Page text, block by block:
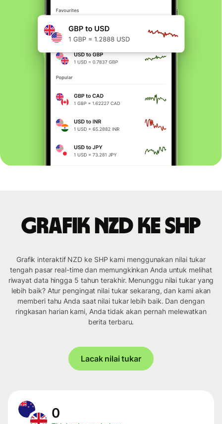
Grafik NZD ke SHP
Grafik interaktif NZD ke SHP kami menggunakan nilai tukar
tengah pasar real-time dan memungkinkan Anda untuk melihat
riwayat data hingga 5 tahun terakhir. Menunggu nilai tukar yang
lebih baik? Atur pengingat nilai tukar sekarang, dan kami akan
memberi tahu Anda saat nilai tukar lebih baik. Dan dengan
ringkasan harian kami, Anda tidak akan pernah melewatkan
berita terbaru.
Lacak nilai tukar
0